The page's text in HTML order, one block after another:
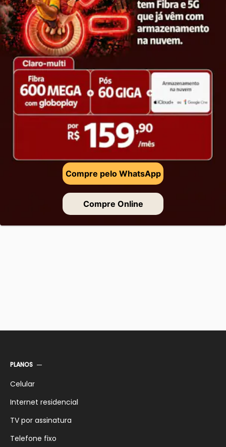
Compre pelo WhatsApp
Compre Online
PLANOS
Celular
Internet residencial
TV por assinatura
Telefone fixo